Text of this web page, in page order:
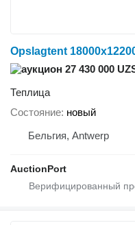
Opslagtent
27 430 000
Теплица
Состояние новый
Бельгия, Antwerp
AuctionPort